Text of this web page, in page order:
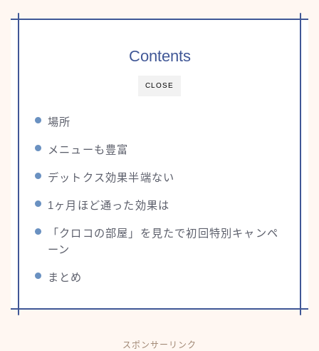
CLOSE
Contents
場所
メニューも豊富
デットクス効果半端ない
1ヶ月ほど通った効果は
「クロコの部屋」を見たで初回特別キャンペ
ーン
まとめ
スポンサーリンク